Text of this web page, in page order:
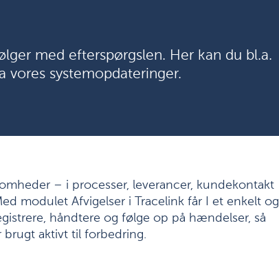
med efterspørgslen. Her kan du bl.a.
systemopdateringer.
– i processer, leverancer, kundekontakt
modulet Afvigelser i Tracelink får I et enkelt og
håndtere og følge op på hændelser, så
brugt aktivt til forbedring.